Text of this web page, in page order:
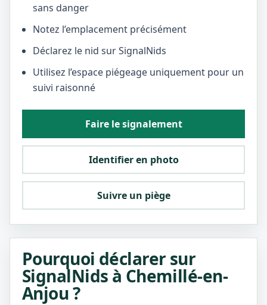
sans danger
Notez l’emplacement précisément
Déclarez le nid sur SignalNids
Utilisez l’espace piégeage uniquement pour un
suivi raisonné
Faire le signalement
Identifier en photo
Suivre un piège
Pourquoi déclarer sur
SignalNids à Chemillé-en-
Anjou ?